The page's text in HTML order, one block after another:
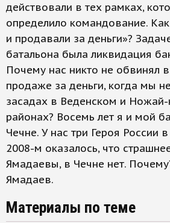
действовали в тех рамках,
определило командование.
и продавали за деньги»?
батальона была ликвидация
Почему нас никто не обвинял
продаже за деньги, когда мы
засадах в Веденском и
районах? Восемь лет я и мой
Чечне. У нас три Героя России
2008-м оказалось, что
Ямадаевы, в Чечне нет.
Ямадаев.
Материалы по теме